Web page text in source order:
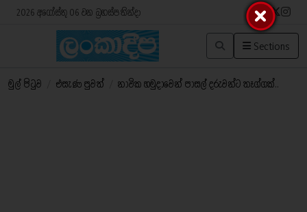
2026 අගෝස්තු 06 වන බ්‍රහස්පතින්දා
Sections
මුල් පිටුව එසැණ පුවත් නාවික හමුදාවෙන් පාසල් දරුවන්ට තෑග්ගක්..